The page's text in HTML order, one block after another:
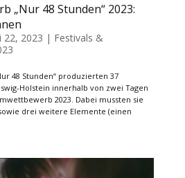
„Nur 48 Stunden“ 2023:
22, 2023 | Festivals &
48 Stunden“ produzierten 37
Holstein innerhalb von zwei Tagen
2023. Dabei mussten sie
drei weitere Elemente (einen